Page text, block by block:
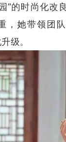
”的时尚化改
，她带领团
级。